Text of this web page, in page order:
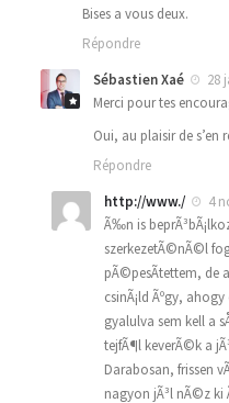
Bises a vous deux.
Répondre
Sébastien Xaé
28
Merci pour tes
Oui, au plaisir de s’en
Répondre
http://www./
4
Ã‰n is
szerkezetÃ©nÃ©l
pÃ©pesÃ­tettem, de
csinÃ¡ld Ãºgy,
gyalulva sem kell a
tejfÃ¶l keverÃ©k a
Darabosan, frissen
nagyon jÃ³l nÃ©z ki